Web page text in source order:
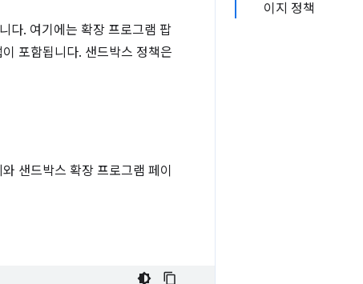
이지 정책
다. 여기에는 확장 프로그램 팝
포함됩니다. 샌드박스 정책은
샌드박스 확장 프로그램 페이